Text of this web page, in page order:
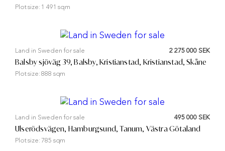
Plot size: 1 491 sqm
Land in Sweden for sale 2 275 000 SEK
Balsby sjöväg 39, Balsby, Kristianstad, Kristianstad, Skåne
Plot size:888 sqm
Land in Sweden for sale 495 000 SEK
Ulserödsvägen, Hamburgsund, Tanum, Västra Götaland
Plot size: 785 sqm